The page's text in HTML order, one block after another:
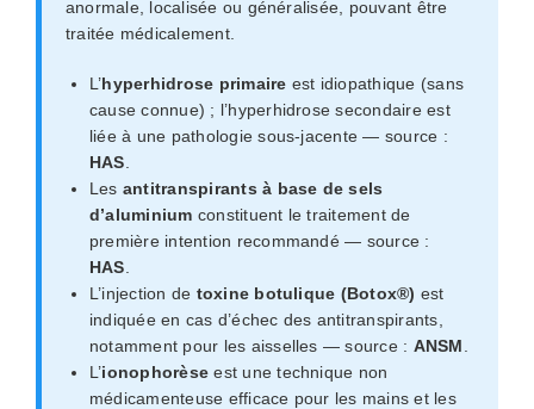
anormale, localisée ou généralisée, pouvant être
traitée médicalement.
L’hyperhidrose primaire est idiopathique (sans
cause connue) ; l’hyperhidrose secondaire est
liée à une pathologie sous-jacente — source :
HAS
Les antitranspirants à base de sels
d’aluminium constituent le traitement de
première intention recommandé — source :
HAS
L’injection de toxine botulique (Botox®) est
indiquée en cas d’échec des antitranspirants,
notamment pour les aisselles — source : ANSM
L’ionophorèse est une technique non
médicamenteuse efficace pour les mains et les